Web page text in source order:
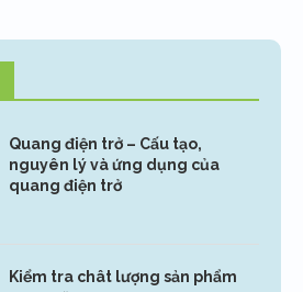
Quang điện trở – Cấu tạo,
nguyên lý và ứng dụng của
quang điện trở
Kiểm tra chât lượng sản phẩm